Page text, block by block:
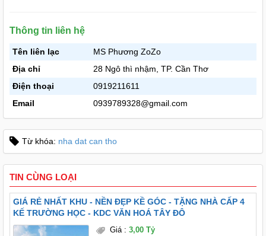
Thông tin liên hệ
Tên liên lạc
MS Phương ZoZo
Địa chỉ
28 Ngô thì nhậm, TP. Cần Thơ
Điện thoại
0919211611
Email
0939789328@gmail.com
Từ khóa: nha dat can tho
TIN CÙNG LOẠI
GIÁ RẺ NHẤT KHU - NỀN ĐẸP KỀ GÓC - TẶNG NHÀ CẤP 4
KẾ TRƯỜNG HỌC - KDC VĂN HOÁ TÂY ĐÔ
Giá: 3,00 Tỷ